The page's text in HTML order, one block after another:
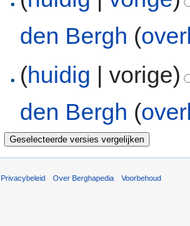
den Bergh (
(huidig | vorige)
den Bergh (
Privacybeleid Over Berghapedia Voorbehoud